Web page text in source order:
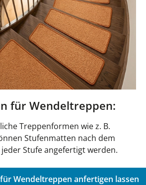
für Wendeltreppen:
Treppenformen wie z. B.
Stufenmatten nach dem
Stufe angefertigt werden.
Wendeltreppen anfertigen lassen